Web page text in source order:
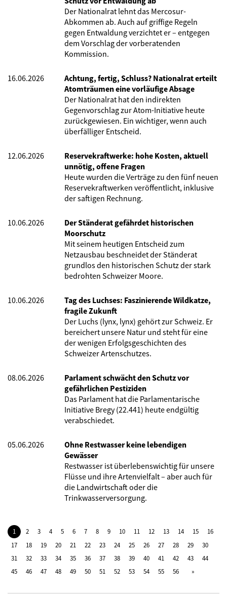
Der Nationalrat lehnt das Mercosur-
Abkommen ab. Auch auf griffige Regeln
gegen Entwaldung verzichtet er – entgegen
dem Vorschlag der vorberatenden
Kommission.
16.06.2026
Achtung, fertig, Schluss? Nationalrat erteilt
Atomträumen eine vorläufige Absage
Der Nationalrat hat den indirekten
Gegenvorschlag zur Atom-Initiative heute
zurückgewiesen. Ein wichtiger, wenn auch
überfälliger Entscheid.
12.06.2026
Reservekraftwerke: hohe Kosten, aktuell
unnötig, offene Fragen
Heute wurden die Verträge zu den fünf neuen
Reservekraftwerken veröffentlicht, inklusive
der saftigen Rechnung.
10.06.2026
Der Ständerat gefährdet historischen
Moorschutz
Mit seinem heutigen Entscheid zum
Netzausbau beschneidet der Ständerat
grundlos den historischen Schutz der stark
bedrohten Schweizer Moore.
10.06.2026
Tag des Luchses: Faszinierende Wildkatze,
fragile Zukunft
Der Luchs (lynx, lynx) gehört zur Schweiz. Er
bereichert unsere Natur und steht für eine
der wenigen Erfolgsgeschichten des
Schweizer Artenschutzes.
08.06.2026
Parlament schwächt den Schutz vor
gefährlichen Pestiziden
Das Parlament hat die Parlamentarische
Initiative Bregy (22.441) heute endgültig
verabschiedet.
05.06.2026
Ohne Restwasser keine lebendigen
Gewässer
Restwasser ist überlebenswichtig für unsere
Flüsse und ihre Artenvielfalt – aber auch für
die Landwirtschaft oder die
Trinkwasserversorgung.
1 2 3 4 5 6 7 8 9 10 11 12 13 14 15
16
17
18 19 20 21 22 23 24 25 26 27 28 29
30
31
32 33 34 35 36 37 38 39 40 41 42 43
44
45
46 47 48 49 50 51 52 53 54 55 56